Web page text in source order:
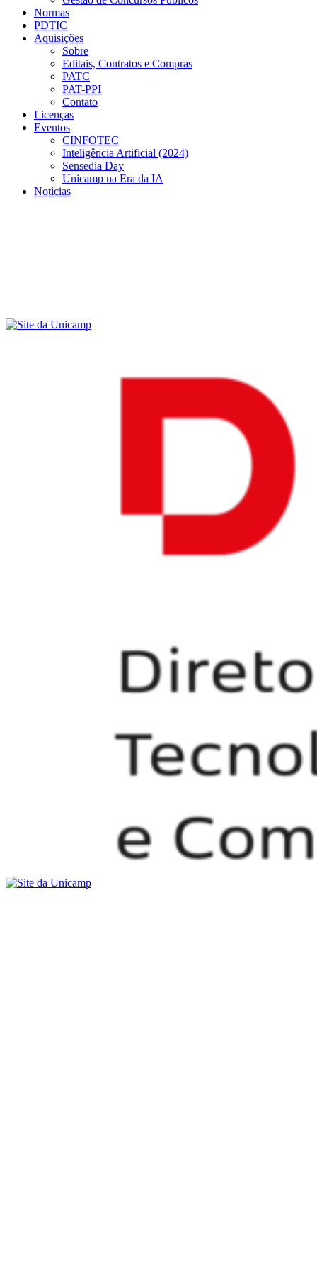
Normas
PDTIC
Aquisições
Sobre
Editais, Contratos e Compras
PATC
PAT-PPI
Contato
Licenças
Eventos
CINFOTEC
Inteligência Artificial (2024)
Sensedia Day
Unicamp na Era da IA
Notícias